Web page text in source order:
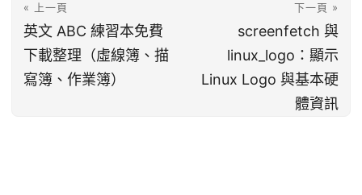
« 上一頁
英文 ABC 練習本免費
下載整理（虛線簿、描
寫簿、作業簿）
下一頁 »
screenfetch 與
linux_logo：顯示
Linux Logo 與基本硬
體資訊